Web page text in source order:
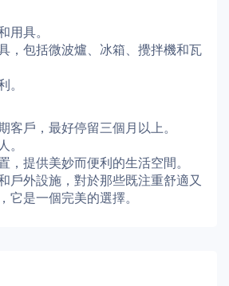
用具。
，包括微波爐、冰箱、攪拌機和瓦
客戶，最好停留三個月以上。
，提供美妙而便利的生活空間。
戶外設施，對於那些既注重舒適又
它是一個完美的選擇。